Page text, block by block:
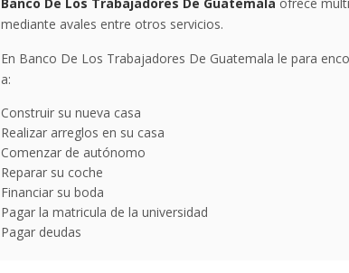
mediante avales entre otros servicios.
En Banco De Los Trabajadores De Guatemala le para
a:
Construir su nueva casa
Realizar arreglos en su casa
Comenzar de autónomo
Reparar su coche
Financiar su boda
Pagar la matricula de la universidad
Pagar deudas